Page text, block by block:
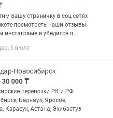
вашу страничку в соц сетях
инстаграме и убедится в
5 июля
Новосибирск
30 000 ₸
перевозки РК и РФ
Барнаул, Яровое,
Карасук, Астана, Экибастуз